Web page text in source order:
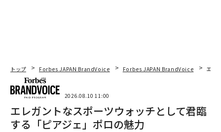
トップ Forbes JAPAN BrandVoice Forbes JAPAN BrandVoice エレ
2026.08.10 11:00
エレガントなスポーツウォッチとして君臨
する「ピアジェ」ポロの魅力